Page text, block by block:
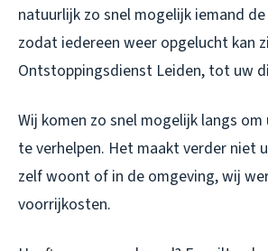
natuurlijk zo snel mogelijk iemand de
zodat iedereen weer opgelucht kan
Ontstoppingsdienst Leiden, tot uw
Wij komen zo snel mogelijk langs
te verhelpen. Het maakt verder niet
zelf woont of in de omgeving, wij
voorrijkosten.